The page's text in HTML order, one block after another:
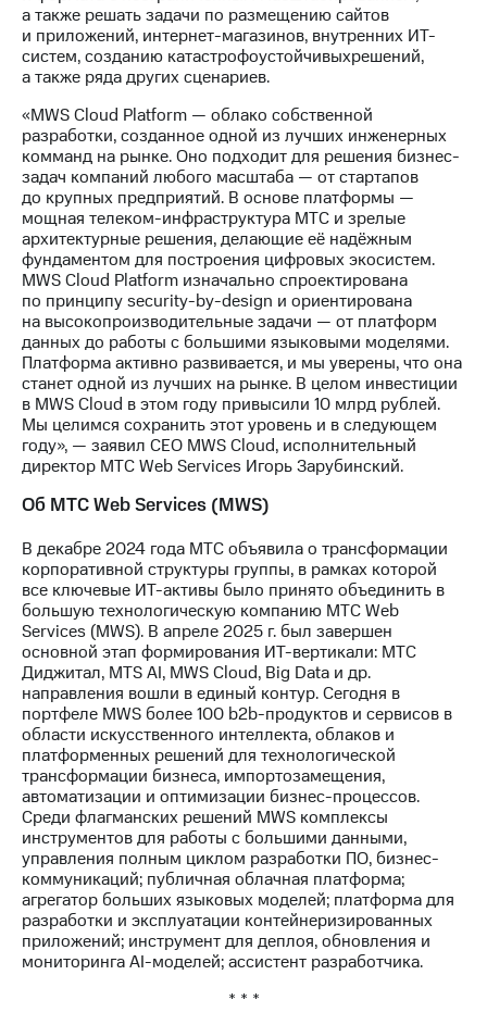
Личный
кабинет
акционера
Акционерный
капитал
Контроль
и
аудит
Рынок
акций
Описание
Программа
приобретения
Порядок
выкупа
акций
Дивиденды
Рынок
облигаций
Описание
Еврооблигации-2023
о
именных
облигаций
Другое
Регистратор
Реквизиты
Контакты
развитие
деловая этика
На главную
а также решать задачи по размещению сайтов
и приложений, интернет-магазинов, внутренних ИТ-
систем, созданию катастрофоустойчивыхрешений,
а также ряда других сценариев.
«MWS Cloud Platform — облако собственной
разработки, созданное одной из лучших инженерных
комманд на рынке. Оно подходит для решения бизнес-
задач компаний любого масштаба — от стартапов
до крупных предприятий. В основе платформы —
мощная телеком-инфраструктура МТС и зрелые
архитектурные решения, делающие её надёжным
фундаментом для построения цифровых экосистем.
MWS Cloud Platform изначально спроектирована
по принципу security-by-design и ориентирована
на высокопроизводительные задачи — от платформ
данных до работы с большими языковыми моделями.
Платформа активно развивается, и мы уверены, что она
станет одной из лучших на рынке. В целом инвестиции
в MWS Cloud в этом году привысили 10 млрд рублей.
Мы целимся сохранить этот уровень и в следующем
году», — заявил CEO MWS Cloud, исполнительный
директор МТС Web Services Игорь Зарубинский.
Об МТС Web Services (MWS)
В декабре 2024 года МТС объявила о трансформации
корпоративной структуры группы, в рамках которой
все ключевые ИТ-активы было принято объединить в
большую технологическую компанию МТС Web
Services (MWS). В апреле 2025 г. был завершен
основной этап формирования ИТ-вертикали: МТС
Диджитал, MTS AI, MWS Cloud, Big Data и др.
направления вошли в единый контур. Сегодня в
портфеле MWS более 100 b2b-продуктов и сервисов в
области искусственного интеллекта, облаков и
платформенных решений для технологической
трансформации бизнеса, импортозамещения,
автоматизации и оптимизации бизнес-процессов.
Среди флагманских решений MWS комплексы
инструментов для работы с большими данными,
управления полным циклом разработки ПО, бизнес-
коммуникаций; публичная облачная платформа;
агрегатор больших языковых моделей; платформа для
разработки и эксплуатации контейнеризированных
приложений; инструмент для деплоя, обновления и
мониторинга AI-моделей; ассистент разработчика.
* * *